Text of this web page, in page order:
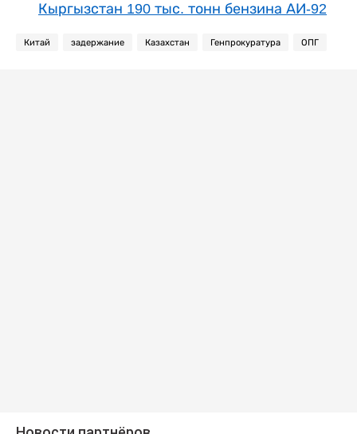
Кыргызстан 190 тыс. тонн бензина АИ-92
Китай задержание Казахстан Генпрокуратура ОПГ